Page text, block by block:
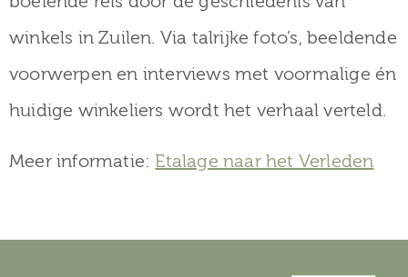
winkels in Zuilen. Via talrijke foto’s, beeldende
voorwerpen en interviews met voormalige én
huidige winkeliers wordt het verhaal verteld.
Meer informatie: Etalage naar het Verleden